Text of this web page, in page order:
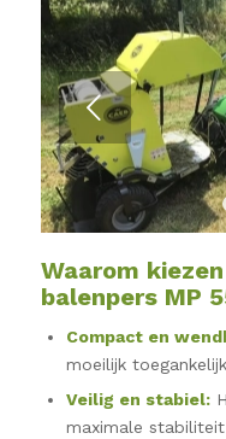
Waarom
balenpers MP
Compact en
moeilijk
Veilig en stabiel:
maximale